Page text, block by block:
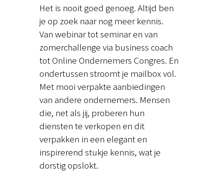
Het is nooit goed genoeg. Altijd ben
je op zoek naar nog meer kennis.
Van webinar tot seminar en van
zomerchallenge via business coach
tot Online Ondernemers Congres. En
ondertussen stroomt je mailbox vol.
Met mooi verpakte aanbiedingen
van andere ondernemers. Mensen
die, net als jij, proberen hun
diensten te verkopen en dit
verpakken in een elegant en
inspirerend stukje kennis, wat je
dorstig opslokt.